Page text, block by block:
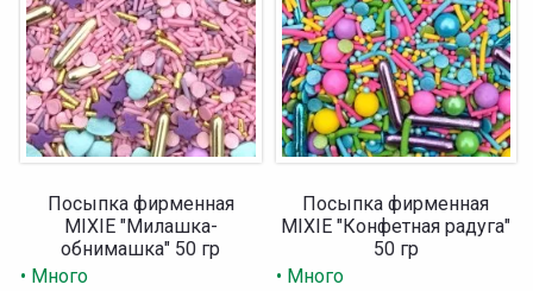
Посыпка фирменная
MIXIE "Милашка-
обнимашка" 50 гр
• Много
Посыпка фирменная
MIXIE "Конфетная радуга"
50 гр
• Много